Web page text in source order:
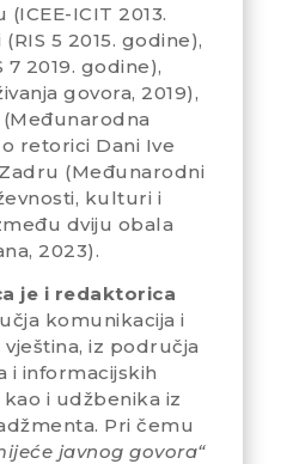
ICIT 2013.
5 2015. godine),
7 2019. godine),
govora, 2019),
retorici Dani Ive
(Međunarodni
kulturi i
dviju obala
2023).
je i redaktorica
komunikacija i
iz područja
i informacijskih
i udžbenika iz
Pri čemu
javnog govora“